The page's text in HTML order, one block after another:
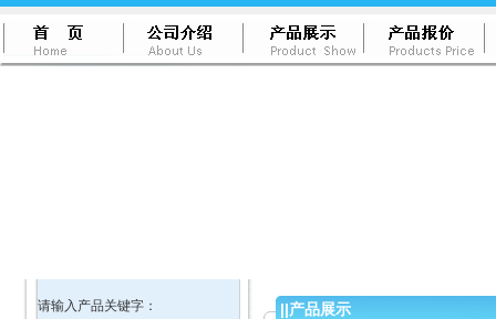
请输入产品关键字： ||产品展示